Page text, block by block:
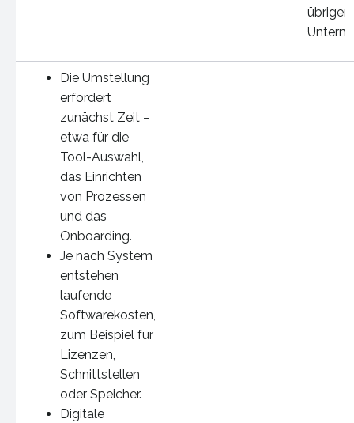
übrigen
Die Umstellung
erfordert
zunächst Zeit –
etwa für die
Tool-Auswahl,
das Einrichten
von Prozessen
und das
Onboarding.
Je nach System
entstehen
laufende
Softwarekosten,
zum Beispiel für
Lizenzen,
Schnittstellen
oder Speicher.
Digitale